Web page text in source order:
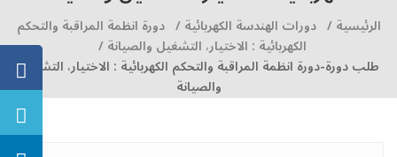
الرئيسية / دورات الهندسة الكهربائية / دورة انظمة المراقبة والتحكم
الكهربائية : الاختيار، التشغيل والصيانة /
طلب دورة-دورة انظمة المراقبة والتحكم الكهربائية : الاختيار، التشغيل
والصيانة